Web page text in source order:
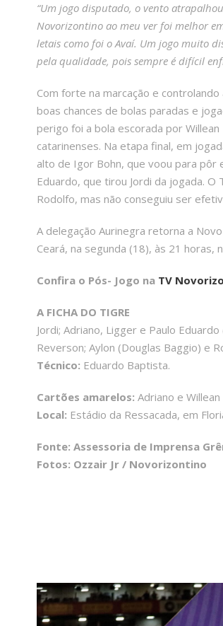
“Um jogo disputado, o vento
Novorizontino ao meu ver foi melhor
letais como foi o Avaí. Um jogo muito
pela qualidade, pois sempre é difícil
Com forte na marcação e
boas chances de bolas paradas e
perigo foi a bola escorada por
catarinenses. Na etapa final, em
alto de Igor Bohn, que voou para pôr
Eduardo, que tirou Jordi da jogada.
Rodolfo, mas não conseguiu ser
A delegação Aurinegra retorna a
Ceará, na segunda (18), às 21 horas,
Confira o Pós- Jogo na TV
A FICHA DO TIGRE
Jordi; Adriano, Ligger e Paulo
Reverson; Aylon (Douglas Baggio) e
Técnico: Eduardo Baptista.
Cartões amarelos: Adriano e Willean
Local: Estádio da Ressacada, em
Fonte: Assessoria de Imprensa
Fotos: Ozzair Jr / Novorizontino